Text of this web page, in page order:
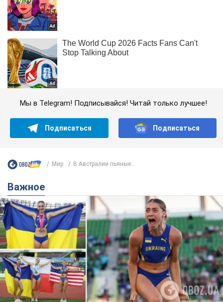
Мы в Telegram! Подписывайся! Читай только лучшее!
Подписаться Подписаться
Мир В Австралии пьяные...
Важное